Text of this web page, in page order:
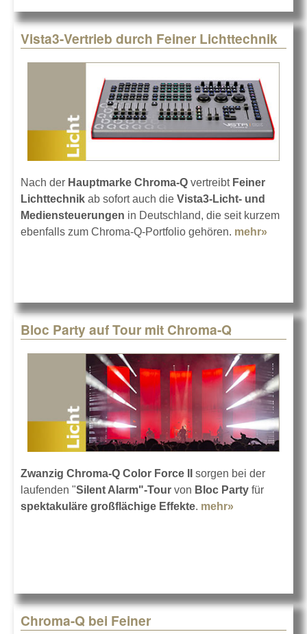
Vista3-Vertrieb durch Feiner Lichttechnik
Nach der Hauptmarke Chroma-Q vertreibt Feiner
Lichttechnik ab sofort auch die Vista3-Licht- und
Mediensteuerungen in Deutschland, die seit kurzem
ebenfalls zum Chroma-Q-Portfolio gehören. mehr»
Bloc Party auf Tour mit Chroma-Q
Zwanzig Chroma-Q Color Force II
sorgen bei der
laufenden "Silent Alarm"-Tour von Bloc Party für
spektakuläre großflächige Effekte. mehr»
Chroma-Q bei Feiner